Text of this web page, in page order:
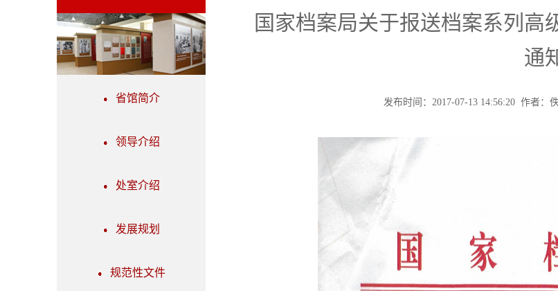
省馆简介
领导介绍
处室介绍
发展规划
规范性文件
国家档案局关于报送档案系列高
通
发布时间：2017-07-13 14:56:20 作者：